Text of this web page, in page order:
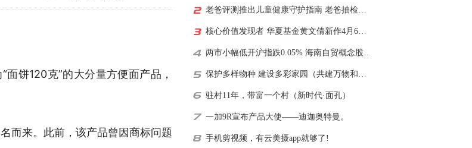
“面饼120克”的大分量方便面产品，
而来。此前，该产品曾因商标问题
老爸评测推出儿童健康守护指南 老爸抽检守护千万儿童的健康成长
核心价值发现者 华夏基金黄文倩新作4月6日重磅
两市小幅低开沪指跌0.05% 海南自贸概念股回调
保护多样物种 建设多彩家园（共建万物和谐的美
驻村11年，带富一个村（新时代·面孔）
一加9R宣布产品大使——迪迦奥特曼。
手机剪视频，有云美摄app就够了!